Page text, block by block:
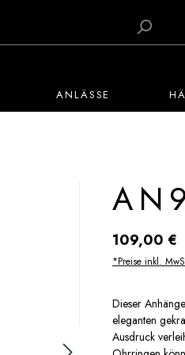
ANLÄSSE
Regulärer Preis:
109,00 €
*Preise inkl.
Dieser
eleganten
Ausdruck